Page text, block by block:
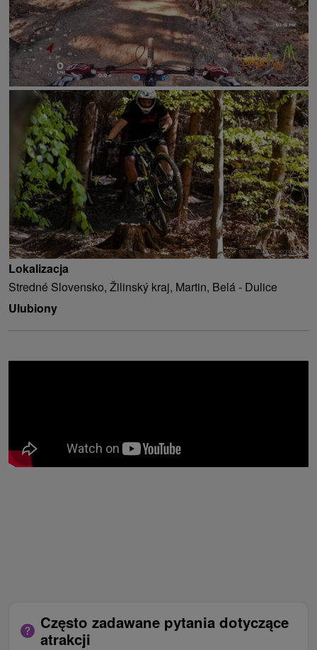
Lokalizacja
Stredné Slovensko, Žilinský kraj, Martin, Belá - Dulice
Ulubiony
Często zadawane pytania dotyczące
atrakcji